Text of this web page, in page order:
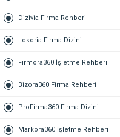
Dizivia Firma Rehberi
Lokoria Firma Dizini
Firmora360 İşletme Rehberi
Bizora360 Firma Rehberi
ProFirma360 Firma Dizini
Markora360 İşletme Rehberi